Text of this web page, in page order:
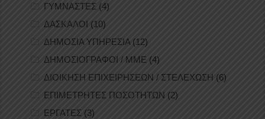
ΓΥΜΝΑΣΤΕΣ (4)
ΔΑΣΚΑΛΟΙ (10)
ΔΗΜΟΣΙΑ ΥΠΗΡΕΣΙΑ(12)
ΔΗΜΟΣΙΟΓΡΑΦΟΙ / ΜΜΕ (4)
ΔΙΟΙΚΗΣΗ ΕΠΙΧΕΙΡΗΣΕΩΝ / ΣΤΕΛΕΧΩΣΗ (6)
ΕΠΙΜΕΤΡΗΤΕΣ ΠΟΣΟΤΗΤΩΝ (2)
ΕΡΓΑΤΕΣ (3)